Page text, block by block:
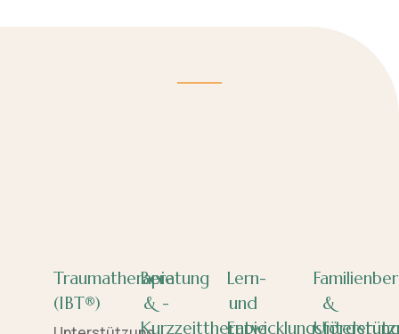
Traumatherapie
(IBT®)
Beratung
& -
Kurzzeittherapie
Lern-
und
Entwicklungsförderung
&